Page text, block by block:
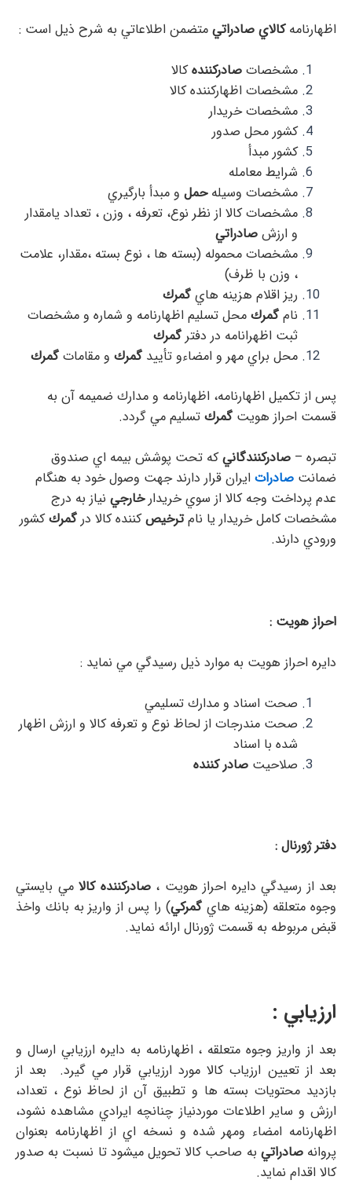
اظهارنامهكالاي صادراتيمتضمن اطلاعاتي به شرح ذيل است :
مشخصاتصادركنندهكالا
مشخصات اظهاركننده كالا
مشخصات خريدار
كشور محل صدور
كشور مبدأ
شرايط معامله
مشخصات وسيلهحمل و مبدأ بارگيري
مشخصات كالا از نظر نوع، تعرفه ، وزن ، تعداد يامقدار
و ارزشصادراتي
مشخصات محموله (بسته ها ، نوع بسته ،‌مقدار، علامت
، وزن با ظرف)
ريز اقلام هزينه هايگمرك
نامگمركمحل تسليم اظهارنامه و شماره و مشخصات
ثبت اظهرانامه در دفترگمرك
محل براي مهر و امضاء‌و تأييدگمرك و مقاماتگمرك
پس از تكميل اظهارنامه، اظهارنامه و مدارك ضميمه آن به
قسمت احراز هويت گمركتسليم مي گردد.
تبصره – صادركنندگانيكه تحت پوشش بيمه اي صندوق
ضمانت صادرات ايران قرار دارند جهت وصول خود به هنگام
عدم پرداخت وجه كالا از سوي خريدارخارجي نياز به درج
مشخصات كامل خريدار يا نامترخيصكننده كالا درگمرككشور
ورودي دارند.
احراز هويت :
دايره احراز هويت به موارد ذيل رسيدگي مي نمايد :
صحت اسناد و مدارك تسليمي
صحت مندرجات از لحاظ نوع و تعرفه كالا و ارزش اظهار
شده با اسناد
صلاحيتصادر كننده
دفتر ژورنال :
بعد از رسيدگي دايره احراز هويت ،صادركننده كالا مي بايستي
وجوه متعلقه (هزينه هايگمركي) را پس از واريز به بانك واخذ
قبض مربوطه به قسمت ژورنال ارائه نمايد.
ارزيابي :‌
بعد از واريز وجوه متعلقه ، اظهارنامه به دايره ارزيابي ارسال و
بعد از تعيين ارزياب كالا مورد ارزيابي قرار مي گيرد. بعد از
بازديد محتويات بسته ها و تطبيق آن از لحاظ نوع ، تعداد،
ارزش و ساير اطلاعات موردنياز چنانچه ايرادي مشاهده نشود،
اظهارنامه امضاء ومهر شده و نسخه اي از اظهارنامه بعنوان
پروانهصادراتي به صاحب كالا تحويل ميشود تا نسبت به صدور
كالا اقدام نمايد.